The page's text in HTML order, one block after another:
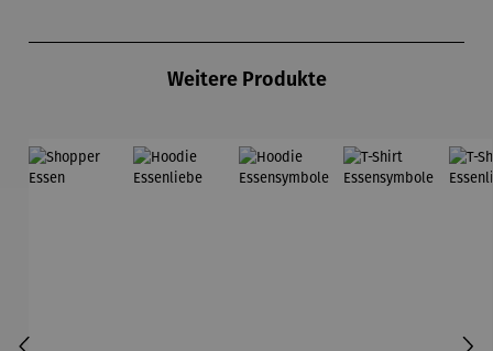
Weitere Produkte